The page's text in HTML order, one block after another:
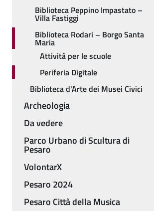
Biblioteca Peppino Impastato –
Villa Fastiggi
Biblioteca Rodari – Borgo Santa
Maria
Attività per le scuole
Periferia Digitale
Biblioteca d'Arte dei Musei Civici
Archeologia
Da vedere
Parco Urbano di Scultura di
Pesaro
VolontarX
Pesaro 2024
Pesaro Città della Musica